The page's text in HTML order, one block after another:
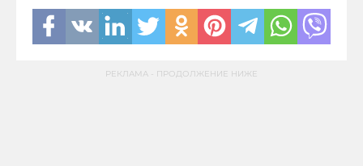
РЕКЛАМА - ПРОДОЛЖЕНИЕ НИЖЕ